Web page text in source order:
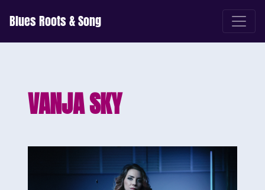
Blues Roots & Song
VANJA SKY